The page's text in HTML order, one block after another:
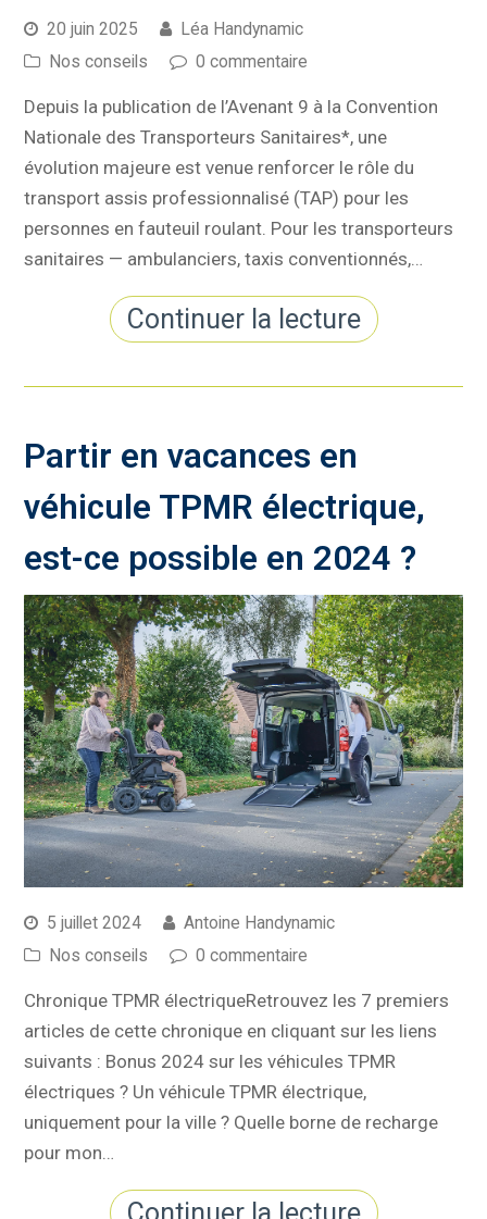
20 juin 2025
Léa Handynamic
Nos conseils
0 commentaire
Depuis la publication de l’Avenant 9 à la Convention
Nationale des Transporteurs Sanitaires*, une
évolution majeure est venue renforcer le rôle du
transport assis professionnalisé (TAP) pour les
personnes en fauteuil roulant. Pour les transporteurs
sanitaires — ambulanciers, taxis conventionnés,…
Continuer la lecture
Partir en vacances en
véhicule TPMR électrique,
est-ce possible en 2024 ?
5 juillet 2024
Antoine Handynamic
Nos conseils
0 commentaire
Chronique TPMR électriqueRetrouvez les 7 premiers
articles de cette chronique en cliquant sur les liens
suivants : Bonus 2024 sur les véhicules TPMR
électriques ? Un véhicule TPMR électrique,
uniquement pour la ville ? Quelle borne de recharge
pour mon…